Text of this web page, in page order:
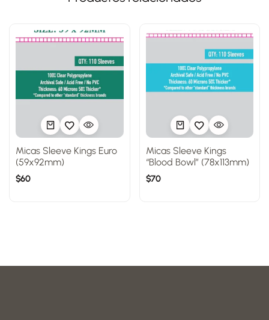
Micas Sleeve Kings Euro
(59x92mm)
$60
Micas Sleeve Kings
“Blood Bowl” (78x113mm)
$70